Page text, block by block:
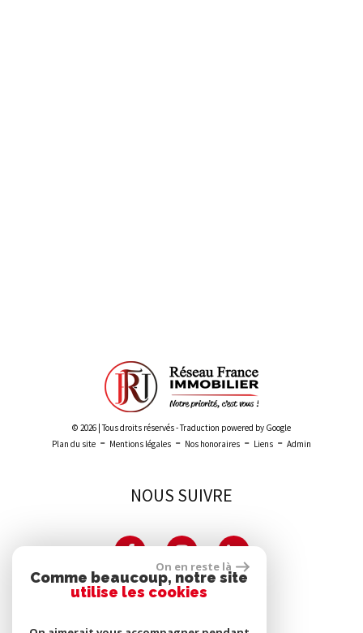
© 2026 | Tous droits réservés - Traduction powered by Google
Plan du site - Mentions légales - Nos honoraires - Liens - Admin
NOUS SUIVRE
PARTENAIRES
On en reste là
Comme beaucoup, notre site
utilise les cookies